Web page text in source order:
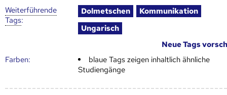
Weiter­führende
Tags:
Dolmetschen
Kommunikation
Ungarisch
Neue Tags
Farben:
blaue Tags zeigen inhaltlich ähnliche
Studiengänge